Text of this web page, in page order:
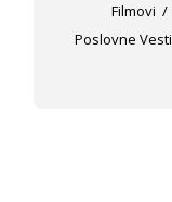
Filmovi
Poslovne Vesti